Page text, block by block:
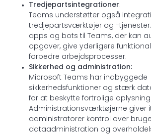
Tredjepartsintegrationer:
Teams understøtter også
tredjepartsværktøjer og -tjenester.
apps og bots til Teams, der kan
opgaver, give yderligere
forbedre arbejdsprocesser.
Sikkerhed og administration:
Microsoft Teams har indbyggede
sikkerhedsfunktioner og stærk
for at beskytte fortrolige
Administrationsværktøjerne giver
administratorer kontrol over
dataadministration og